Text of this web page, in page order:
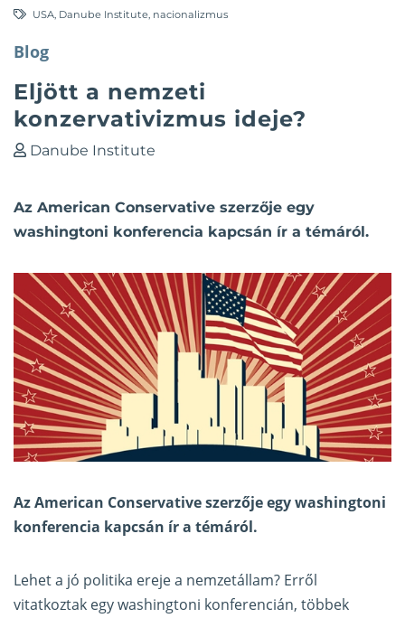
USA, Danube Institute, nacionalizmus
Blog
Eljött a nemzeti
konzervativizmus ideje?
Danube Institute
Az American Conservative szerzője egy
washingtoni konferencia kapcsán ír a témáról.
Az American Conservative szerzője egy washingtoni
konferencia kapcsán ír a témáról.
Lehet a jó politika ereje a nemzetállam? Erről
vitatkoztak egy washingtoni konferencián, többek